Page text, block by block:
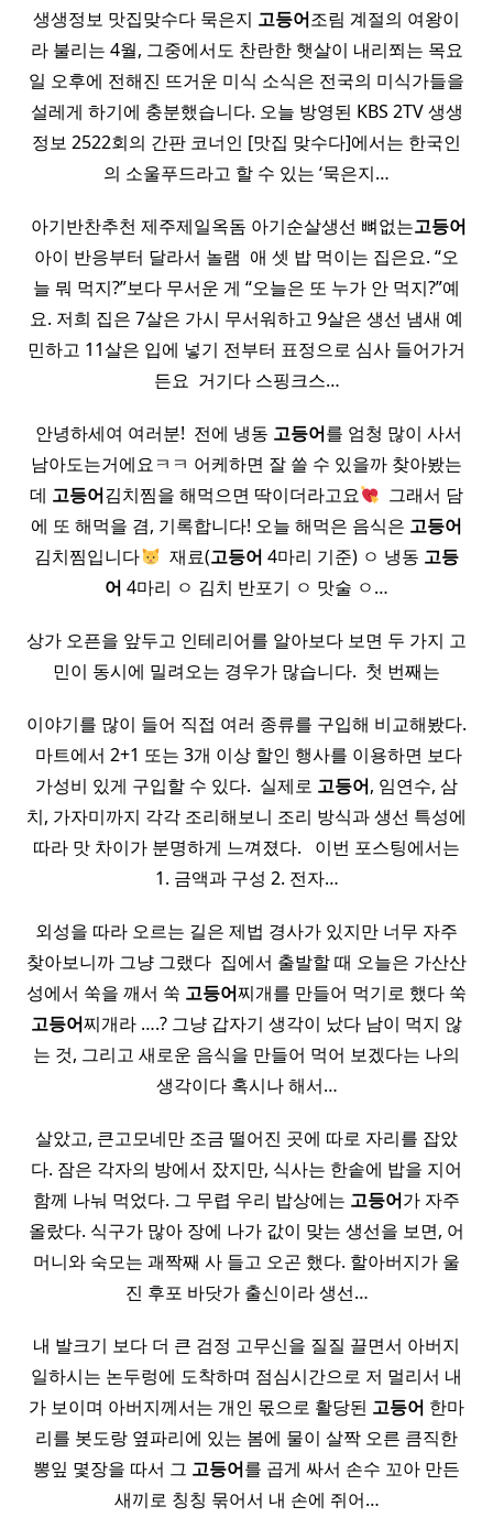
생생정보 맛집맞수다 묵은지 고등어조림 계절의 여왕이
라 불리는 4월, 그중에서도 찬란한 햇살이 내리쬐는 목요
일 오후에 전해진 뜨거운 미식 소식은 전국의 미식가들을
설레게 하기에 충분했습니다. 오늘 방영된 KBS 2TV 생생
정보 2522회의 간판 코너인 [맛집 맞수다]에서는 한국인
의 소울푸드라고 할 수 있는 ‘묵은지…
​ 아기반찬추천 제주제일옥돔 아기순살생선 뼈없는고등어
아이 반응부터 달라서 놀램 ​ 애 셋 밥 먹이는 집은요. “오
늘 뭐 먹지?”보다 무서운 게 “오늘은 또 누가 안 먹지?”예
요. 저희 집은 7살은 가시 무서워하고 9살은 생선 냄새 예
민하고 11살은 입에 넣기 전부터 표정으로 심사 들어가거
든요 ​ 거기다 스핑크스…
​ 안녕하세여 여러분! ​ 전에 냉동 고등어를 엄청 많이 사서
남아도는거에요ㅋㅋ 어케하면 잘 쓸 수 있을까 찾아봤는
데 고등어김치찜을 해먹으면 딱이더라고요
​ 그래서 담
에 또 해먹을 겸, 기록합니다! 오늘 해먹은 음식은 고등어
김치찜입니다
​ 재료(고등어 4마리 기준) ㅇ 냉동 고등
어 4마리 ㅇ 김치 반포기 ㅇ 맛술 ㅇ…
상가 오픈을 앞두고 인테리어를 알아보다 보면 두 가지 고
민이 동시에 밀려오는 경우가 많습니다. ​ 첫 번째는
이야기를 많이 들어 직접 여러 종류를 구입해 비교해봤다.
​ 마트에서 2+1 또는 3개 이상 할인 행사를 이용하면 보다
가성비 있게 구입할 수 있다. ​ 실제로 고등어, 임연수, 삼
치, 가자미까지 각각 조리해보니 조리 방식과 생선 특성에
따라 맛 차이가 분명하게 느껴졌다. ​ ​ 이번 포스팅에서는
1. 금액과 구성 2. 전자…
외성을 따라 오르는 길은 제법 경사가 있지만 너무 자주
찾아보니까 그냥 그랬다 ​ 집에서 출발할 때 오늘은 가산산
성에서 쑥을 깨서 쑥 고등어찌개를 만들어 먹기로 했다 쑥
고등어찌개라 ….? 그냥 갑자기 생각이 났다 남이 먹지 않
는 것, 그리고 새로운 음식을 만들어 먹어 보겠다는 나의
생각이다 혹시나 해서…
살았고, 큰고모네만 조금 떨어진 곳에 따로 자리를 잡았
다. 잠은 각자의 방에서 잤지만, 식사는 한솥에 밥을 지어
함께 나눠 먹었다. 그 무렵 우리 밥상에는 고등어가 자주
올랐다. 식구가 많아 장에 나가 값이 맞는 생선을 보면, 어
머니와 숙모는 괘짝째 사 들고 오곤 했다. 할아버지가 울
진 후포 바닷가 출신이라 생선…
내 발크기 보다 더 큰 검정 고무신을 질질 끌면서 아버지
일하시는 논두렁에 도착하며 점심시간으로 저 멀리서 내
가 보이며 아버지께서는 개인 몫으로 활당된 고등어 한마
리를 봇도랑 옆파리에 있는 봄에 물이 살짝 오른 큼직한
뽕잎 몇장을 따서 그 고등어를 곱게 싸서 손수 꼬아 만든
새끼로 칭칭 묶어서 내 손에 쥐어…